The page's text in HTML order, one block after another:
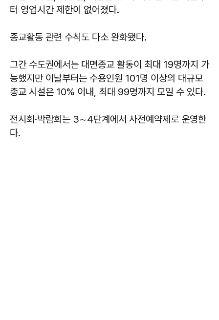
터 영업시간 제한이 없어졌다.
종교활동 관련 수칙도 다소 완화됐다.
그간 수도권에서는 대면종교 활동이 최대 19명까지 가
능했지만 이날부터는 수용인원 101명 이상의 대규모
종교 시설은 10% 이내, 최대 99명까지 모일 수 있다.
전시회·박람회는 3∼4단계에서 사전예약제로 운영한
다.